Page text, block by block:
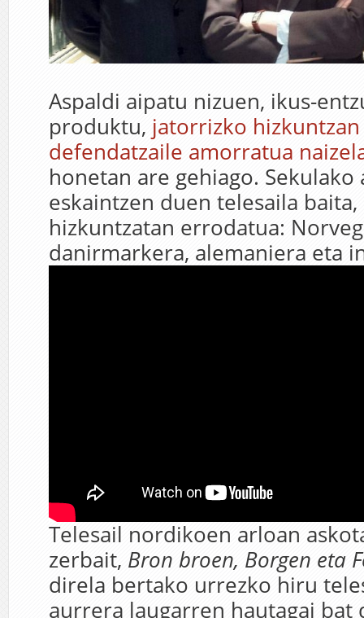
Aspaldi aipatu nizuen, ikus-
produktu, jatorrizko
defendatzaile amorratua
honetan are gehiago. Sekulako
eskaintzen duen telesaila baita,
hizkuntzatan errodatua:
danirmarkera, alemaniera eta
Telesail nordikoen arloan
zerbait, Bron broen, Borgen eta
direla bertako urrezko hiru
aurrera laugarren hautagai bat